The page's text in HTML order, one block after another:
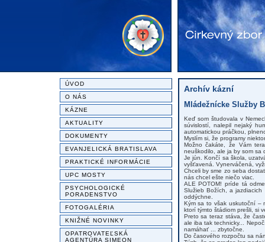
ÚVOD
O NÁS
KÁZNE
AKTUALITY
DOKUMENTY
EVANJELICKÁ BRATISLAVA
PRAKTICKÉ INFORMÁCIE
UPC MOSTY
PSYCHOLOGICKÉ
PORADENSTVO
FOTOGALÉRIA
KNIŽNÉ NOVINKY
OPATROVATEĽSKÁ
AGENTÚRA SIMEON
Archív kázní
Mládežnícke Služby
Keď som študovala v
súvislostí, nalepil nejaký
automatickou práčkou,
Myslím si, že programy
Možno čakáte, že Vám
neuškodilo, ale ja by som sa
Je jún. Končí sa škola,
vyšťavená. Vynerváčená,
Chceli by sme zo seba
nás chcel ešte niečo viac.
ALE POTOM! príde tá
Služieb Božích, a
oddýchne.
Kým sa to však uskutoční –
ktorí týmto štádiom prešli, si
Preto sa teraz stáva, že
ale iba tak technicky...
namáhať ... zbytočne.
Do časového rozpočtu sa